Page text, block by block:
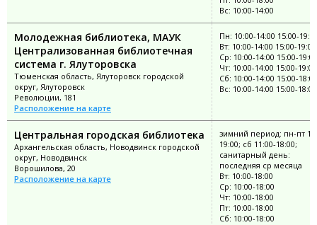
Вс: 10:00-14:00
Молодежная библиотека, МАУК
Централизованная библиотечная
система г. Ялуторовска
Тюменская область, Ялуторовск городской
округ, Ялуторовск
Революции, 181
Расположение на карте
Пн: 10:00-14:00 15:00-
Вт: 10:00-14:00 15:00-19:00
Ср: 10:00-14:00 15:00-19:00
Чт: 10:00-14:00 15:00-19:00
Сб: 10:00-14:00 15:00-18:00
Вс: 10:00-14:00 15:00-18:00
Центральная городская библиотека
Архангельская область, Новодвинск городской
округ, Новодвинск
Ворошилова, 20
Расположение на карте
зимний период: пн-пт
19:00; сб 11:00-18:00;
санитарный день:
последняя ср месяца
Вт: 10:00-18:00
Ср: 10:00-18:00
Чт: 10:00-18:00
Пт: 10:00-18:00
Сб: 10:00-18:00